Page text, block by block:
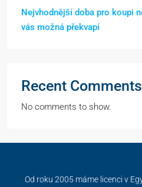
Nejvhodnější doba pro koupi
vás možná překvapí
Recent Comments
No comments to show.
Od roku 2005 máme licenci v